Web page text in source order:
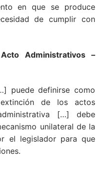
en que se produce
de cumplir con
Acto Administrativos –
puede definirse como
de los actos
[…] debe
unilateral de la
el legislador para que